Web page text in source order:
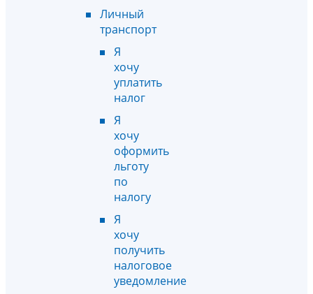
Личный
транспорт
Я
хочу
уплатить
налог
Я
хочу
оформить
льготу
по
налогу
Я
хочу
получить
налоговое
уведомление